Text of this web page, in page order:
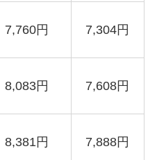
7,760円 7,304円
8,083円 7,608円
8,381円 7,888円